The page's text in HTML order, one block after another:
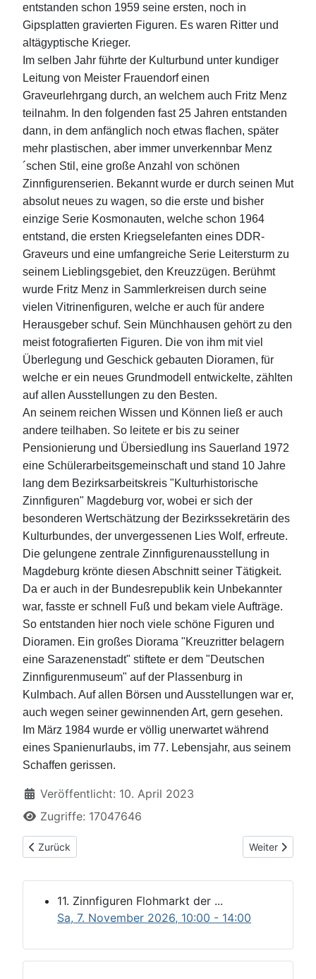
entstanden schon 1959 seine ersten, noch in
Gipsplatten gravierten Figuren. Es waren Ritter und
altägyptische Krieger.
Im selben Jahr führte der Kulturbund unter kundiger
Leitung von Meister Frauendorf einen
Graveurlehrgang durch, an welchem auch Fritz Menz
teilnahm. In den folgenden fast 25 Jahren entstanden
dann, in dem anfänglich noch etwas flachen, später
mehr plastischen, aber immer unverkennbar Menz
´schen Stil, eine große Anzahl von schönen
Zinnfigurenserien. Bekannt wurde er durch seinen Mut
absolut neues zu wagen, so die erste und bisher
einzige Serie Kosmonauten, welche schon 1964
entstand, die ersten Kriegselefanten eines DDR-
Graveurs und eine umfangreiche Serie Leitersturm zu
seinem Lieblingsgebiet, den Kreuzzügen. Berühmt
wurde Fritz Menz in Sammlerkreisen durch seine
vielen Vitrinenfiguren, welche er auch für andere
Herausgeber schuf. Sein Münchhausen gehört zu den
meist fotografierten Figuren. Die von ihm mit viel
Überlegung und Geschick gebauten Dioramen, für
welche er ein neues Grundmodell entwickelte, zählten
auf allen Ausstellungen zu den Besten.
An seinem reichen Wissen und Können ließ er auch
andere teilhaben. So leitete er bis zu seiner
Pensionierung und Übersiedlung ins Sauerland 1972
eine Schülerarbeitsgemeinschaft und stand 10 Jahre
lang dem Bezirksarbeitskreis "Kulturhistorische
Zinnfiguren" Magdeburg vor, wobei er sich der
besonderen Wertschätzung der Bezirkssekretärin des
Kulturbundes, der unvergessenen Lies Wolf, erfreute.
Die gelungene zentrale Zinnfigurenausstellung in
Magdeburg krönte diesen Abschnitt seiner Tätigkeit.
Da er auch in der Bundesrepublik kein Unbekannter
war, fasste er schnell Fuß und bekam viele Aufträge.
So entstanden hier noch viele schöne Figuren und
Dioramen. Ein großes Diorama "Kreuzritter belagern
eine Sarazenenstadt" stiftete er dem "Deutschen
Zinnfigurenmuseum" auf der Plassenburg in
Kulmbach. Auf allen Börsen und Ausstellungen war er,
auch wegen seiner gewinnenden Art, gern gesehen.
Im März 1984 wurde er völlig unerwartet während
eines Spanienurlaubs, im 77. Lebensjahr, aus seinem
Schaffen gerissen.
Details
Veröffentlicht: 10. April 2023
Zugriffe: 17047646
Vorheriger Beitrag: Herzlich Willkommen
Zurück Nächster
Weiter
11. Zinnfiguren Flohmarkt der ...
Sa, 7. November 2026, 10:00 - 14:00